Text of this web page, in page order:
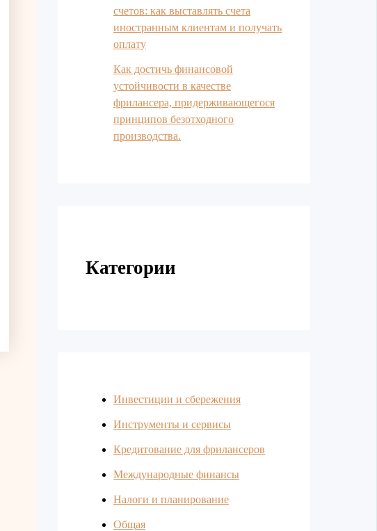
счетов: как выставлять счета
иностранным клиентам и получать
оплату
Как достичь финансовой
устойчивости в качестве
фрилансера, придерживающегося
принципов безотходного
производства.
Категории
Инвестиции и сбережения
Инструменты и сервисы
Кредитование для фрилансеров
Международные финансы
Налоги и планирование
Общая